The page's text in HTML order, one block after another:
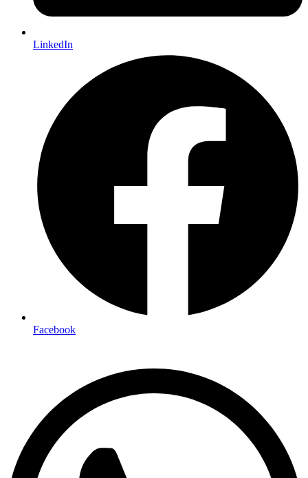
LinkedIn
Facebook